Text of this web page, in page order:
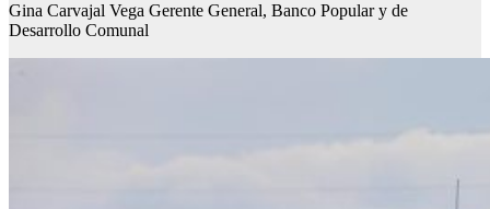
Gina Carvajal Vega Gerente General, Banco Popular y de
Desarrollo Comunal